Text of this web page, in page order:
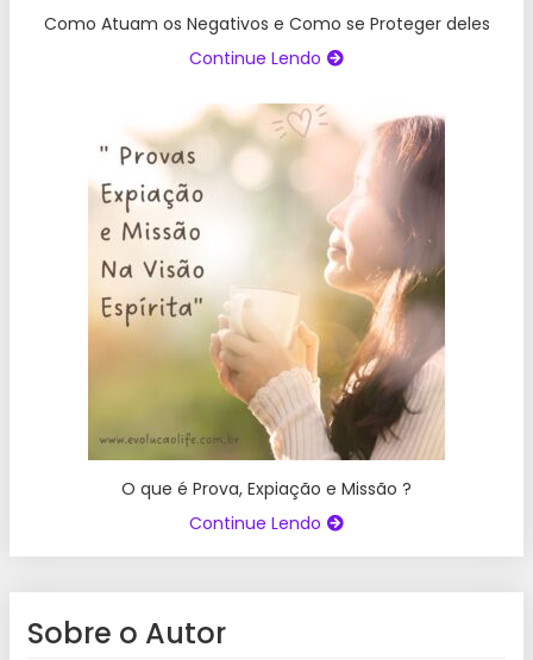
Como Atuam os Negativos e Como se Proteger deles
Continue Lendo
O que é Prova, Expiação e Missão ?
Continue Lendo
Sobre o Autor